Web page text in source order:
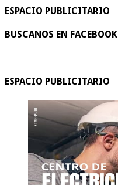
ESPACIO PUBLICITARIO
BUSCANOS EN FACEBOOK
ESPACIO PUBLICITARIO